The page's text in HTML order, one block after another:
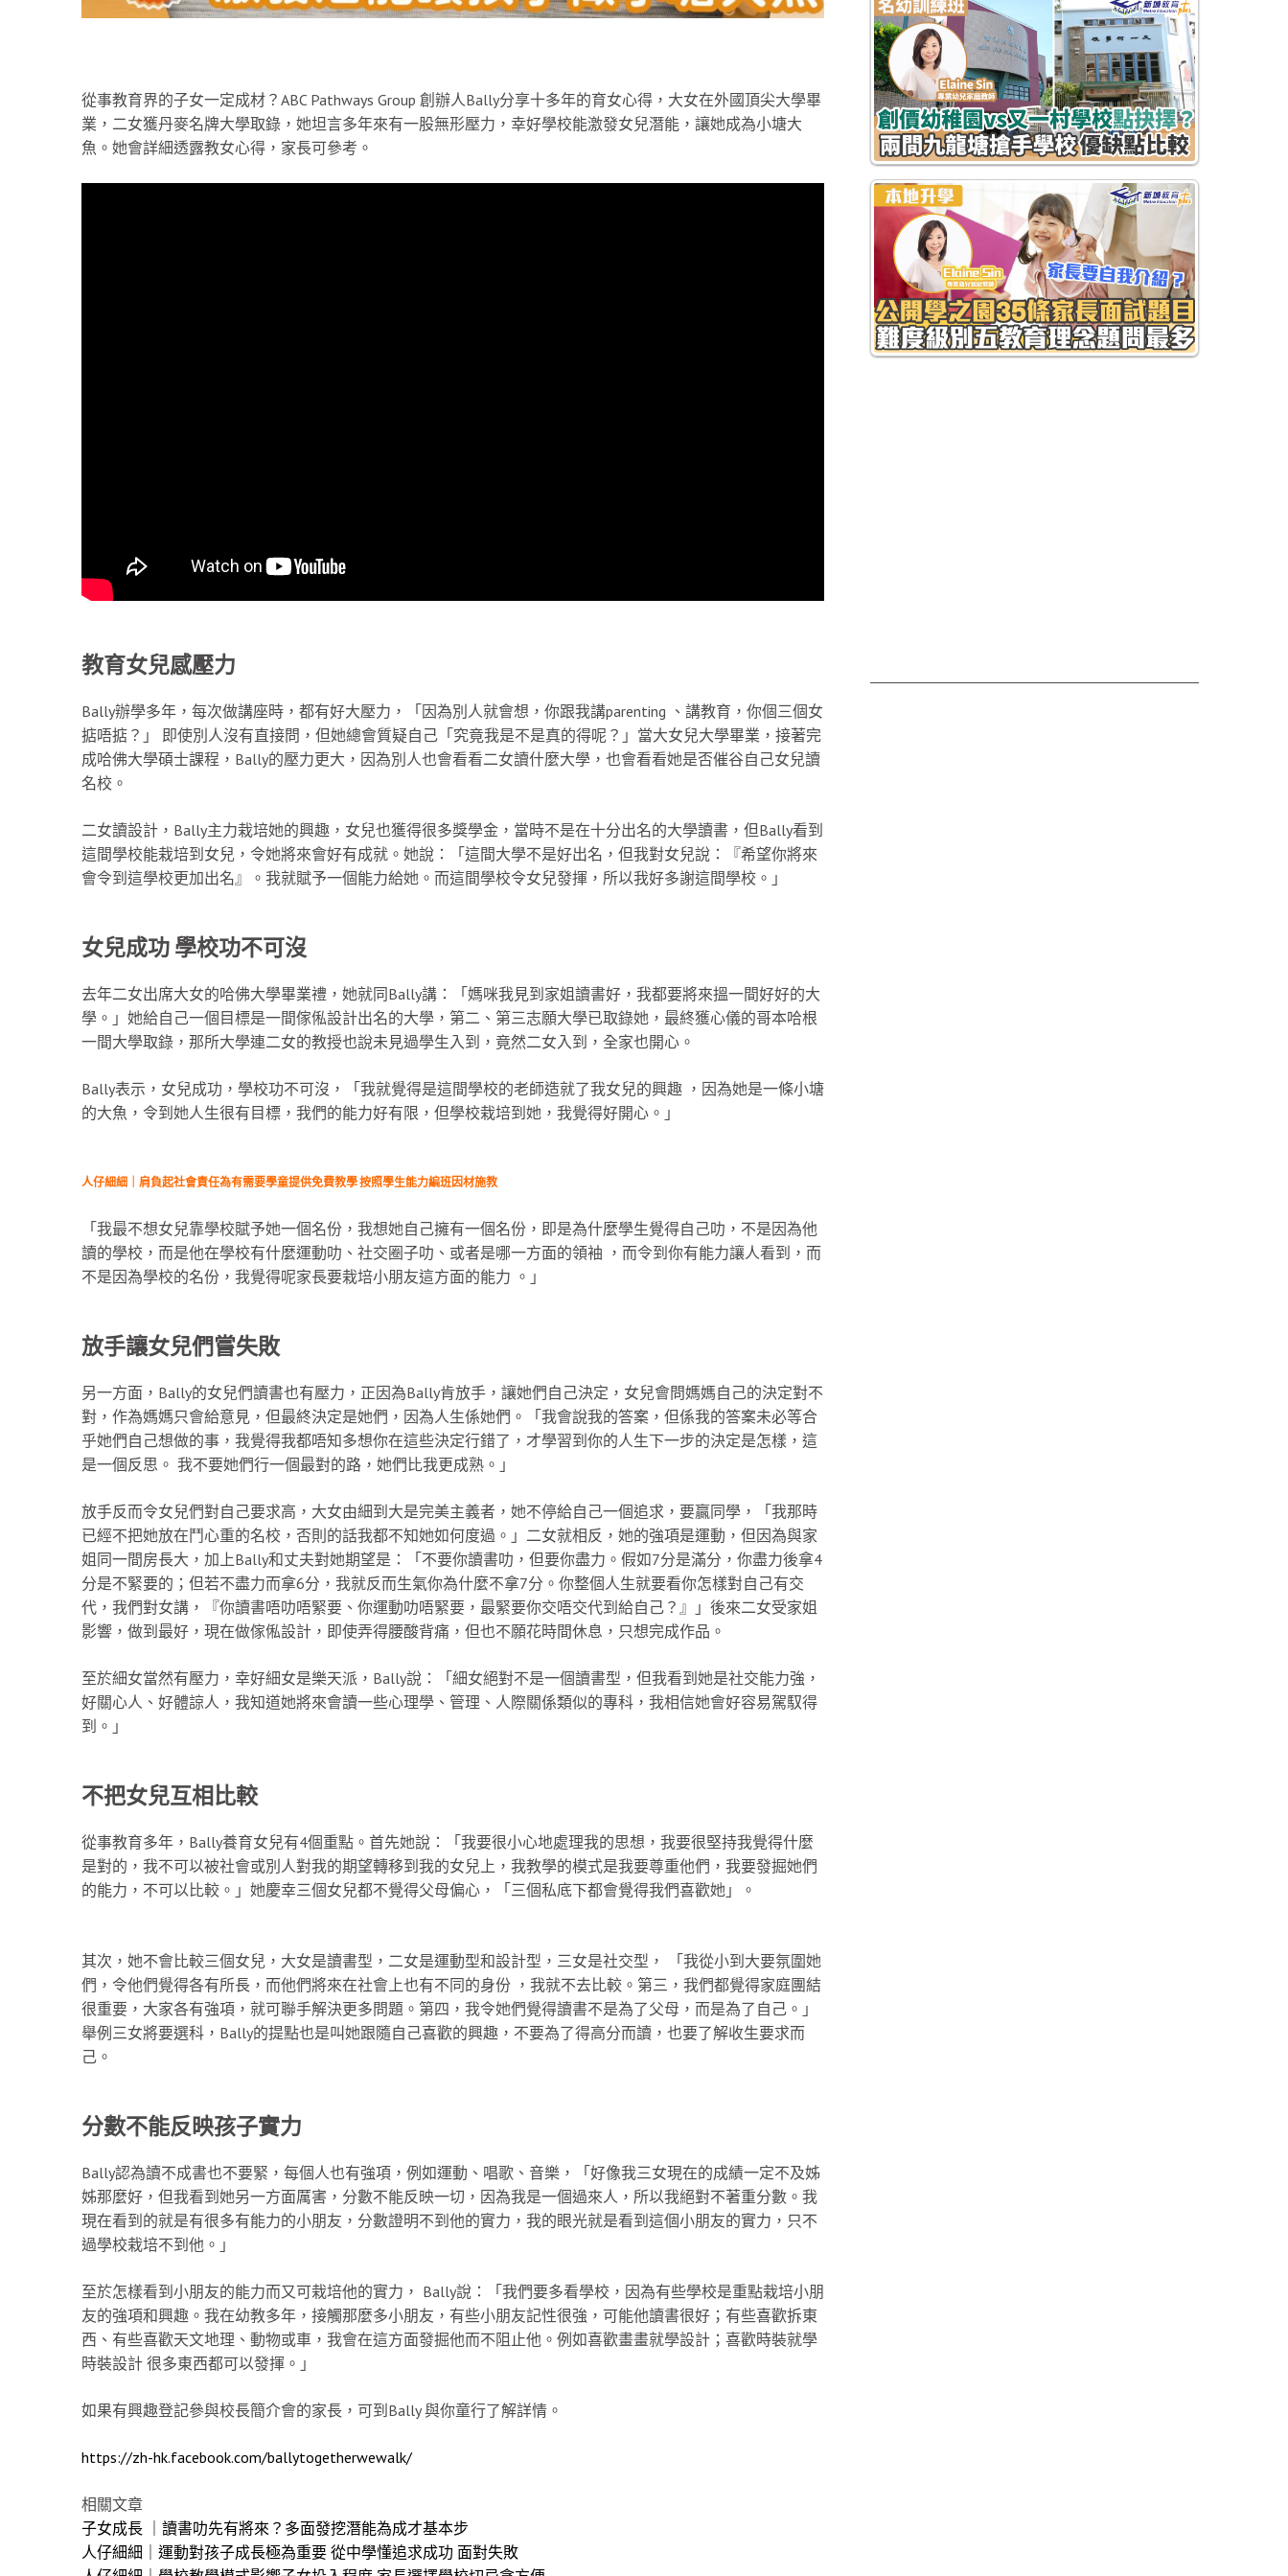
從事教育界的子女一定成材？ABC Pathways Group 創辦人Bally分享十多年的育女心得，大女在外國頂尖大學畢
業，二女獲丹麥名牌大學取錄，她坦言多年來有一股無形壓力，幸好學校能激發女兒潛能，讓她成為小塘大
魚。她會詳細透露教女心得，家長可參考。
教育女兒感壓力
Bally辦學多年，每次做講座時，都有好大壓力，「因為別人就會想，你跟我講parenting 、講教育，你個三個女
掂唔掂？」 即使別人沒有直接問，但她總會質疑自己「究竟我是不是真的得呢？」當大女兒大學畢業，接著完
成哈佛大學碩士課程，Bally的壓力更大，因為別人也會看看二女讀什麼大學，也會看看她是否催谷自己女兒讀
名校。
二女讀設計，Bally主力栽培她的興趣，女兒也獲得很多獎學金，當時不是在十分出名的大學讀書，但Bally看到
這間學校能栽培到女兒，令她將來會好有成就。她說：「這間大學不是好出名，但我對女兒說：『希望你將來
會令到這學校更加出名』。我就賦予一個能力給她。而這間學校令女兒發揮，所以我好多謝這間學校。」
女兒成功 學校功不可沒
去年二女出席大女的哈佛大學畢業禮，她就同Bally講：「媽咪我見到家姐讀書好，我都要將來搵一間好好的大
學。」她給自己一個目標是一間傢俬設計出名的大學，第二、第三志願大學已取錄她，最終獲心儀的哥本哈根
一間大學取錄，那所大學連二女的教授也說未見過學生入到，竟然二女入到，全家也開心。
Bally表示，女兒成功，學校功不可沒，「我就覺得是這間學校的老師造就了我女兒的興趣 ，因為她是一條小塘
的大魚，令到她人生很有目標，我們的能力好有限，但學校栽培到她，我覺得好開心。」
人仔細細｜肩負起社會責任為有需要學童提供免費教學 按照學生能力編班因材施教
「我最不想女兒靠學校賦予她一個名份，我想她自己擁有一個名份，即是為什麼學生覺得自己叻，不是因為他
讀的學校，而是他在學校有什麼運動叻、社交圈子叻、或者是哪一方面的領袖 ，而令到你有能力讓人看到，而
不是因為學校的名份，我覺得呢家長要栽培小朋友這方面的能力 。」
放手讓女兒們嘗失敗
另一方面，Bally的女兒們讀書也有壓力，正因為Bally肯放手，讓她們自己決定，女兒會問媽媽自己的決定對不
對，作為媽媽只會給意見，但最終決定是她們，因為人生係她們。「我會說我的答案，但係我的答案未必等合
乎她們自己想做的事，我覺得我都唔知多想你在這些決定行錯了，才學習到你的人生下一步的決定是怎樣，這
是一個反思。 我不要她們行一個最對的路，她們比我更成熟。」
放手反而令女兒們對自己要求高，大女由細到大是完美主義者，她不停給自己一個追求，要贏同學，「我那時
已經不把她放在鬥心重的名校，否則的話我都不知她如何度過。」二女就相反，她的強項是運動，但因為與家
姐同一間房長大，加上Bally和丈夫對她期望是：「不要你讀書叻，但要你盡力。假如7分是滿分，你盡力後拿4
分是不緊要的；但若不盡力而拿6分，我就反而生氣你為什麼不拿7分。你整個人生就要看你怎樣對自己有交
代，我們對女講，『你讀書唔叻唔緊要、你運動叻唔緊要，最緊要你交唔交代到給自己？』」後來二女受家姐
影響，做到最好，現在做傢俬設計，即使弄得腰酸背痛，但也不願花時間休息，只想完成作品。
至於細女當然有壓力，幸好細女是樂天派，Bally說：「細女絕對不是一個讀書型，但我看到她是社交能力強，
好關心人、好體諒人，我知道她將來會讀一些心理學、管理、人際關係類似的專科，我相信她會好容易駕馭得
到。」
不把女兒互相比較
從事教育多年，Bally養育女兒有4個重點。首先她說：「我要很小心地處理我的思想，我要很堅持我覺得什麼
是對的，我不可以被社會或別人對我的期望轉移到我的女兒上，我教學的模式是我要尊重他們，我要發掘她們
的能力，不可以比較。」她慶幸三個女兒都不覺得父母偏心，「三個私底下都會覺得我們喜歡她」。
其次，她不會比較三個女兒，大女是讀書型，二女是運動型和設計型，三女是社交型， 「我從小到大要氛圍她
們，令他們覺得各有所長，而他們將來在社會上也有不同的身份 ，我就不去比較。第三，我們都覺得家庭團結
很重要，大家各有強項，就可聯手解決更多問題。第四，我令她們覺得讀書不是為了父母，而是為了自己。」
舉例三女將要選科，Bally的提點也是叫她跟隨自己喜歡的興趣，不要為了得高分而讀，也要了解收生要求而
己。
分數不能反映孩子實力
Bally認為讀不成書也不要緊，每個人也有強項，例如運動、唱歌、音樂，「好像我三女現在的成績一定不及姊
姊那麼好，但我看到她另一方面厲害，分數不能反映一切，因為我是一個過來人，所以我絕對不著重分數。我
現在看到的就是有很多有能力的小朋友，分數證明不到他的實力，我的眼光就是看到這個小朋友的實力，只不
過學校栽培不到他。」
至於怎樣看到小朋友的能力而又可栽培他的實力， Bally說：「我們要多看學校，因為有些學校是重點栽培小朋
友的強項和興趣。我在幼教多年，接觸那麼多小朋友，有些小朋友記性很強，可能他讀書很好；有些喜歡拆東
西、有些喜歡天文地理、動物或車，我會在這方面發掘他而不阻止他。例如喜歡畫畫就學設計；喜歡時裝就學
時裝設計 很多東西都可以發揮。」
如果有興趣登記參與校長簡介會的家長，可到Bally 與你童行了解詳情。
https://zh-hk.facebook.com/ballytogetherwewalk/
相關文章
子女成長 ｜讀書叻先有將來？多面發挖潛能為成才基本步
人仔細細｜運動對孩子成長極為重要 從中學懂追求成功 面對失敗